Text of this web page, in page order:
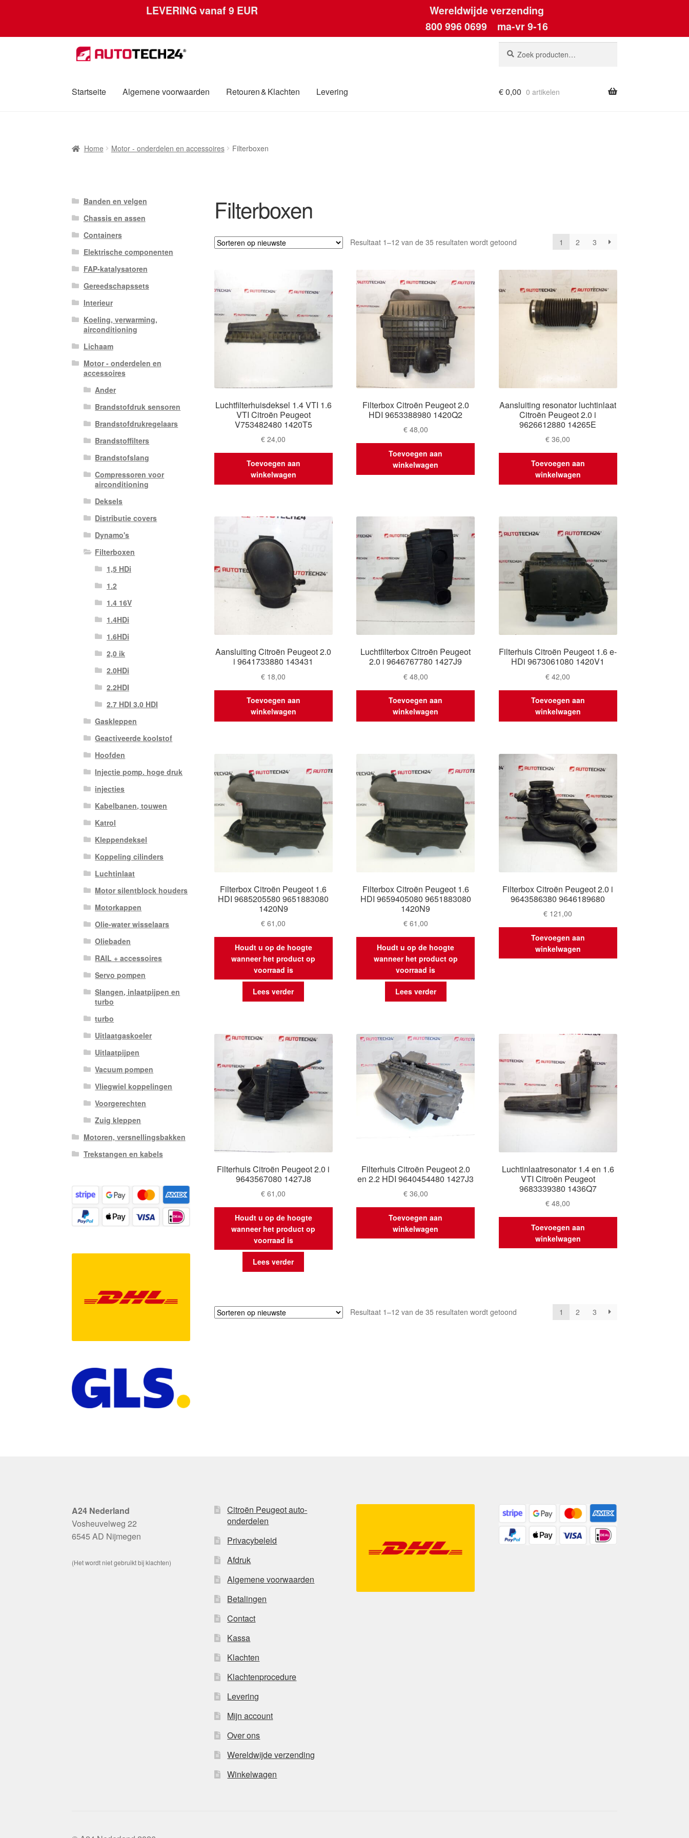
LEVERING vanaf 9 EUR
Wereldwijde verzending
800 996 0699 ma-vr 9-16
Ga
door
navigatie
Ga
naar
inhoud
naar:
Startseite Algemene voorwaarden Retouren & Klachten Levering
Over ons PrivacybeleidWereldwijde verzendingWinkelwagen
€0,00 0 artikelen
Home Motor - onderdelen en accessoires Filterboxen
Filterboxen
Resultaat 1–12 van de 35 resultaten wordt getoondGesorteerd
1 2 3
Luchtfilterhuisdeksel 1.4 VTI 1.6
VTI Citroën Peugeot
V753482480 1420T5
€ 24,00
Toevoegen aan
winkelwagen
Filterbox Citroën Peugeot 2.0
HDI 9653388980 1420Q2
€48,00
Toevoegen aan
winkelwagen
Aansluiting resonator luchtinlaat
Citroën Peugeot 2.0 i
9626612880 14265E
€ 36,00
Toevoegen aan
winkelwagen
Aansluiting Citroën Peugeot 2.0
i 9641733880 143431
€ 18,00
Toevoegen aan
winkelwagen
Luchtfilterbox Citroën Peugeot
2.0 i 9646767780 1427J9
€48,00
Toevoegen aan
winkelwagen
Filterhuis Citroën Peugeot 1.6 e-
HDi 9673061080 1420V1
€ 42,00
Toevoegen aan
winkelwagen
Filterbox Citroën Peugeot 1.6
HDI 9685205580 9651883080
1420N9
€ 61,00
Houdt u op de hoogte
wanneer het product op
voorraad is
Lees verder
Filterbox Citroën Peugeot 1.6
HDI 9659405080 9651883080
1420N9
€61,00
Houdt u op de hoogte
wanneer het product op
voorraad is
Lees verder
Filterbox Citroën Peugeot 2.0 i
9643586380 9646189680
€ 121,00
Toevoegen aan
winkelwagen
Filterhuis Citroën Peugeot 2.0 i
9643567080 1427J8
€ 61,00
Houdt u op de hoogte
wanneer het product op
voorraad is
Lees verder
Filterhuis Citroën Peugeot 2.0
en 2.2 HDI 9640454480 1427J3
€36,00
Toevoegen aan
winkelwagen
Luchtinlaatresonator 1.4 en 1.6
VTI Citroën Peugeot
9683339380 1436Q7
€ 48,00
Toevoegen aan
winkelwagen
Resultaat 1–12 van de 35 resultaten wordt getoondGesorteerd
1 2 3
Banden en velgen
Chassis en assen
Containers
Elektrische componenten
FAP-katalysatoren
Gereedschapssets
Interieur
Koeling, verwarming,
airconditioning
Lichaam
Motor - onderdelen en
accessoires
Ander
Brandstofdruk sensoren
Brandstofdrukregelaars
Brandstoffilters
Brandstofslang
Compressoren voor
airconditioning
Deksels
Distributie covers
Dynamo's
Filterboxen
1,5 HDi
1.2
1.4 16V
1.4HDi
1.6HDi
2,0 ik
2.0HDi
2.2HDI
2.7 HDI 3.0 HDI
Gaskleppen
Geactiveerde koolstof
Hoofden
Injectie pomp. hoge druk
injecties
Kabelbanen, touwen
Katrol
Kleppendeksel
Koppeling cilinders
Luchtinlaat
Motor silentblock houders
Motorkappen
Olie-water wisselaars
Oliebaden
RAIL + accessoires
Servo pompen
Slangen, inlaatpijpen en
turbo
turbo
Uitlaatgaskoeler
Uitlaatpijpen
Vacuum pompen
Vliegwiel koppelingen
Voorgerechten
Zuig kleppen
Motoren, versnellingsbakken
Trekstangen en kabels
A24 Nederland
Vosheuvelweg 22
6545 AD Nijmegen
(Het wordt niet gebruikt bij klachten)
Citroën Peugeot auto-
onderdelen
Privacybeleid
Afdruk
Algemene voorwaarden
Betalingen
Contact
Kassa
Klachten
Klachtenprocedure
Levering
Mijn account
Over ons
Wereldwijde verzending
Winkelwagen